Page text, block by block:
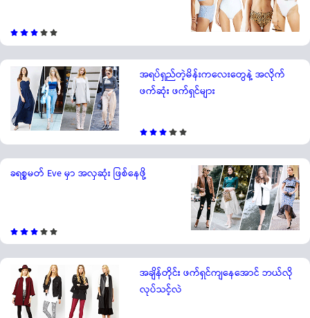
အရပ်ရှည်တဲ့မိန်းကလေးတွေနဲ့ အလိုက်
ဖက်ဆုံး ဖက်ရှင်များ
ခရစ္စမတ် Eve မှာ အလှဆုံး ဖြစ်နေဖို့
အချိန်တိုင်း ဖက်ရှင်ကျနေအောင် ဘယ်လို
လုပ်သင့်လဲ